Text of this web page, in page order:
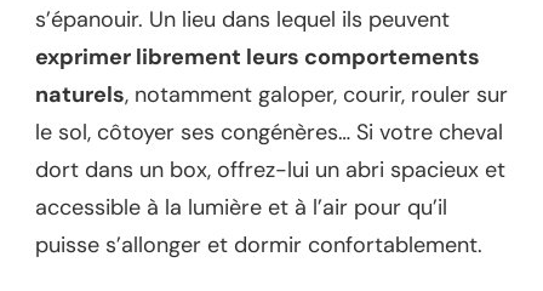
s’épanouir. Un lieu dans lequel ils peuvent
exprimer librement leurs comportements
naturels, notamment galoper, courir, rouler sur
le sol, côtoyer ses congénères… Si votre cheval
dort dans un box, offrez-lui un abri spacieux et
accessible à la lumière et à l’air pour qu’il
puisse s’allonger et dormir confortablement.